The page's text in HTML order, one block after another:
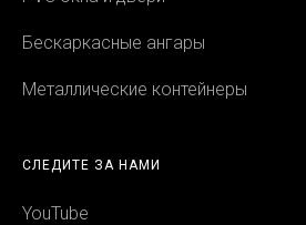
Бескаркасные ангары
Металлические контейнеры
СЛЕДИТЕ ЗА НАМИ
YouTube